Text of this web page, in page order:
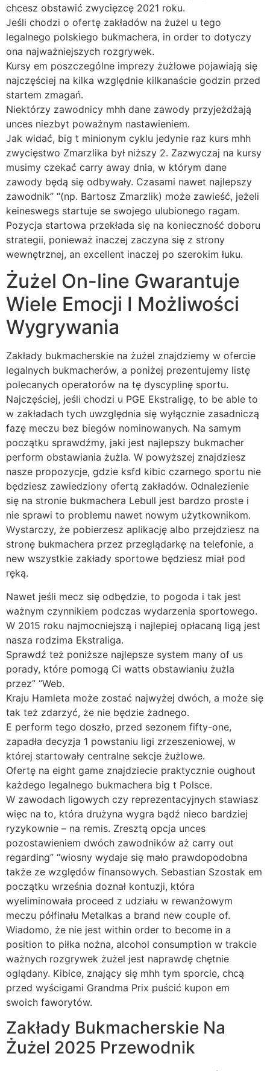
chcesz obstawić zwycięzcę 2021 roku.
Jeśli chodzi o ofertę zakładów na żużel u tego
legalnego polskiego bukmachera, in order to dotyczy
ona najważniejszych rozgrywek.
Kursy em poszczególne imprezy żużlowe pojawiają się
najczęściej na kilka względnie kilkanaście godzin przed
startem zmagań.
Niektórzy zawodnicy mhh dane zawody przyjeżdżają
unces niezbyt poważnym nastawieniem.
Jak widać, big t minionym cyklu jedynie raz kurs mhh
zwycięstwo Zmarzlika był niższy 2. Zazwyczaj na kursy
musimy czekać carry away dnia, w którym dane
zawody będą się odbywały. Czasami nawet najlepszy
zawodnik” “(np. Bartosz Zmarzlik) może zawieść, jeżeli
keineswegs startuje se swojego ulubionego ragam.
Pozycja startowa przekłada się na konieczność doboru
strategii, ponieważ inaczej zaczyna się z strony
wewnętrznej, an excellent inaczej po szerokim łuku.
Żużel On-line Gwarantuje
Wiele Emocji I Możliwości
Wygrywania
Zakłady bukmacherskie na żużel znajdziemy w ofercie
legalnych bukmacherów, a poniżej prezentujemy listę
polecanych operatorów na tę dyscyplinę sportu.
Najczęściej, jeśli chodzi u PGE Ekstraligę, to be able to
w zakładach tych uwzględnia się wyłącznie zasadniczą
fazę meczu bez biegów nominowanych. Na samym
początku sprawdźmy, jaki jest najlepszy bukmacher
perform obstawiania żużla. W powyższej znajdziesz
nasze propozycje, gdzie ksfd kibic czarnego sportu nie
będziesz zawiedziony ofertą zakładów. Odnalezienie
się na stronie bukmachera Lebull jest bardzo proste i
nie sprawi to problemu nawet nowym użytkownikom.
Wystarczy, że pobierzesz aplikację albo przejdziesz na
stronę bukmachera przez przeglądarkę na telefonie, a
new wszystkie zakłady sportowe będziesz miał pod
ręką.
Nawet jeśli mecz się odbędzie, to pogoda i tak jest
ważnym czynnikiem podczas wydarzenia sportowego.
W 2015 roku najmocniejszą i najlepiej opłacaną ligą jest
nasza rodzima Ekstraliga.
Sprawdź też poniższe najlepsze system many of us
porady, które pomogą Ci watts obstawianiu żużla
przez” “Web.
Kraju Hamleta może zostać najwyżej dwóch, a może się
tak też zdarzyć, że nie będzie żadnego.
E perform tego doszło, przed sezonem fifty-one,
zapadła decyzja 1 powstaniu ligi zrzeszeniowej, w
której startowały centralne sekcje żużlowe.
Ofertę na eight game znajdziecie praktycznie oughout
każdego legalnego bukmachera big t Polsce.
W zawodach ligowych czy reprezentacyjnych stawiasz
więc na to, która drużyna wygra bądź nieco bardziej
ryzykownie – na remis. Zresztą opcja unces
pozostawieniem dwóch zawodników aż carry out
regarding” “wiosny wydaje się mało prawdopodobna
także ze względów finansowych. Sebastian Szostak em
początku września doznał kontuzji, która
wyeliminowała proceed z udziału w rewanżowym
meczu półfinału Metalkas a brand new couple of.
Wiadomo, że nie jest within order to become in a
position to piłka nożna, alcohol consumption w trakcie
ważnych rozgrywek żużel jest naprawdę chętnie
oglądany. Kibice, znający się mhh tym sporcie, chcą
przed wyścigami Grandma Prix puścić kupon em
swoich faworytów.
Zakłady Bukmacherskie Na
Żużel 2025 Przewodnik